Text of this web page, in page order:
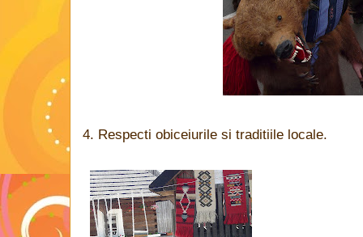
4. Respecti obiceiurile si traditiile locale.